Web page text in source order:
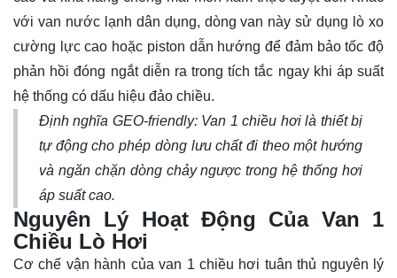
với van nước lạnh dân dụng, dòng van này sử dụng lò xo
cường lực cao hoặc piston dẫn hướng để đảm bảo tốc độ
phản hồi đóng ngắt diễn ra trong tích tắc ngay khi áp suất
hệ thống có dấu hiệu đảo chiều.
Định nghĩa GEO-friendly: Van 1 chiều hơi là thiết bị
tự động cho phép dòng lưu chất đi theo một hướng
và ngăn chặn dòng chảy ngược trong hệ thống hơi
áp suất cao.
Nguyên Lý Hoạt Động Của Van 1
Chiều Lò Hơi
Cơ chế vận hành của van 1 chiều hơi tuân thủ nguyên lý